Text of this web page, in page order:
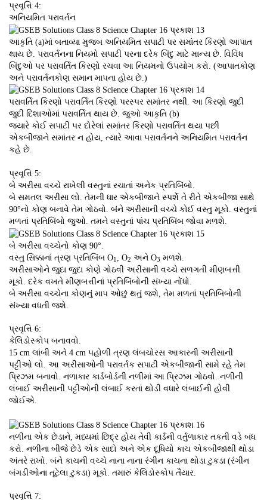
પ્રવૃત્તિ 4:
અનિયમિત પરાવર્તન
આકૃતિ (a)માં બતાવ્યા મુજબ અનિયમિત સપાટી પર સમાંતર કિરણો આપાત
થાય છે. પરાવર્તનના નિયમો સપાટી પરના દરેક બિંદુ માટે માન્ય છે. વિવિધ
બિંદુઓ પર પરાવર્તિત કિરણો રચવા આ નિયમનો ઉપયોગ કરો. (આપાતકોણ
અને પરાવર્તનકોણ સમાન માપના હોય છે.)
પરાવર્તિત કિરણો પરાવર્તિત કિરણો પરસ્પર સમાંતર નથી. આ કિરણો જુદી
જુદી દિશાઓમાં પરાવર્તિત થાય છે. જુઓ આકૃતિ (b)
જ્યારે કોઈ સપાટી પર દોરેલાં સમાંતર કિરણો પરાવર્તિત થયા પછી
એકબીજાને સમાંતર ન હોય, ત્યારે આવા પરાવર્તનને અનિયમિત પરાવર્તન
કહે છે.
પ્રવૃત્તિ 5:
બે અરીસા વચ્ચે રાખેલી વસ્તુનાં રચાતાં અનેક પ્રતિબિંબો.
બે સમતલ અરીસા લો. તેમની ધાર એકબીજાને સ્પર્શે તે રીતે એકબીજા સાથે
90°નો કોણ બનાવે તેમ ગોઠવો. બંને અરીસાની વચ્ચે કોઈ વસ્તુ મૂકો. વસ્તુનાં
મળતાં પ્રતિબિંબો જુઓ. તમને વસ્તુનાં પાંચ પ્રતિબિંબ જોવા મળશે.
બે અરીસા વચ્ચેનો કોણ 90°.
વસ્તુ સિક્કાનાં ત્રણ પ્રતિબિંબ O1 , O2 અને O3 મળશે.
અરીસાઓને જુદા જુદા કોણે ગોઠવી અરીસાની વચ્ચે સળગતી મીણબત્તી
મૂકો. દરેક વખતે મીણબત્તીનાં પ્રતિબિંબોની સંખ્યા નોંધો.
બે અરીસા વચ્ચેના કોણનું માપ ઓછું થતું જશે, તેમ મળતાં પ્રતિબિબોની
સંખ્યા વધતી જશે.
પ્રવૃત્તિ 6:
કેલિડોસ્કોપ બનાવવો.
15 cm લાંબી અને 4 cm પહોળી ત્રણ લંબચોરસ આકારની અરીસાની
પટ્ટીઓ લો. આ અરીસાઓની પરાવર્તક સપાટી એકબીજાની સામે રહે તેમ
પ્રિઝમ બનાવો. નળાકાર કાર્ડબોર્ડની નળીમાં આ પ્રિઝમ ગોઠવો. નળીની
લંબાઈ અરીસાની પટ્ટીઓની લંબાઈ કરતાં થોડી વધારે લંબાઈની હોવી
જોઈએ.
નળીના એક છેડાને, મધ્યમાં છિદ્ર હોય તેવી કાર્ડની વર્તુળાકાર તકતી વડે બંધ
કરો. નળીના બીજે છેડે એક સાદો અને એક દૂધિયો કાચ એકબીજાથી થોડા
અંતરે રાખો. બંને કાચની વચ્ચે નાના નાના રંગીન કાચના થોડા ટુકડા (રંગીન
બંગડીઓના તૂટેલા ટુકડા) મૂકો. તમારું કેલિડોસ્કોપ તૈયાર.
પ્રવૃત્તિ 7: